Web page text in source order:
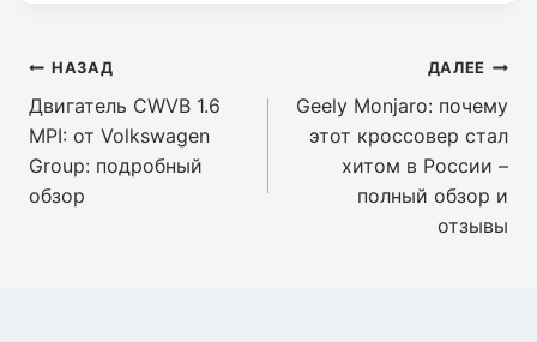
Навигация
по
записям
НАЗАД
Двигатель CWVB 1.6
MPI: от Volkswagen
Group: подробный
обзор
ДАЛЕЕ
Geely Monjaro: почему
этот кроссовер стал
хитом в России –
полный обзор и
отзывы